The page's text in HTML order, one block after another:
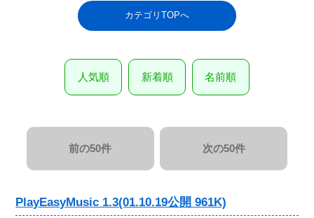
カテゴリTOPへ
人気順 新着順 名前順
前の50件 次の50件
PlayEasyMusic 1.3(01.10.19公開 961K)